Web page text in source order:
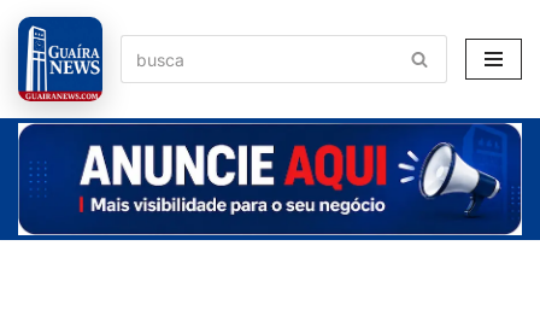
Pular
para
o
conteúdo